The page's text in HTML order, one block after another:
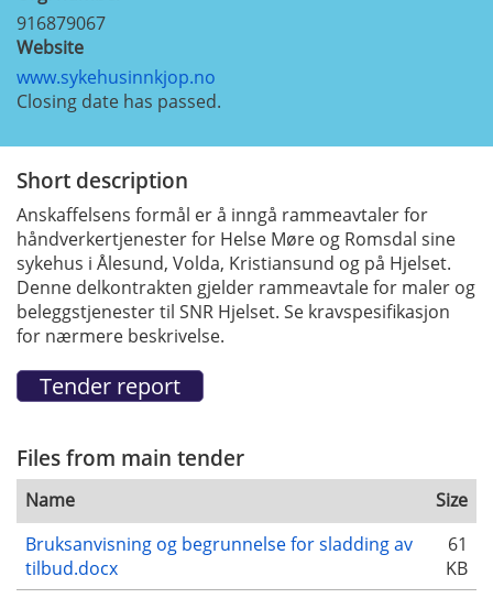
916879067
Website
www.sykehusinnkjop.no
Closing date has passed.
Short description
Anskaffelsens formål er å inngå rammeavtaler for
håndverkertjenester for Helse Møre og Romsdal sine
sykehus i Ålesund, Volda, Kristiansund og på Hjelset.
Denne delkontrakten gjelder rammeavtale for maler og
beleggstjenester til SNR Hjelset. Se kravspesifikasjon
for nærmere beskrivelse.
Files from main tender
Name
Size
Bruksanvisning og begrunnelse for sladding av
tilbud.docx
61
KB